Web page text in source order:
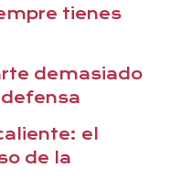
tienes
demasiado
el
de la